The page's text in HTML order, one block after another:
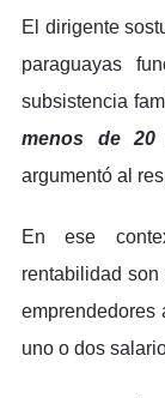
El dirigente
paraguayas
subsistencia
menos de 20
argumentó al
En ese
rentabilidad
emprendedores
uno o dos